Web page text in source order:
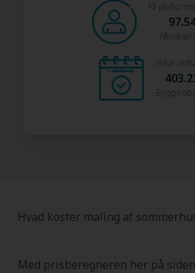
På
Vi har
Hvad koster maling af
Med prisberegneren her på